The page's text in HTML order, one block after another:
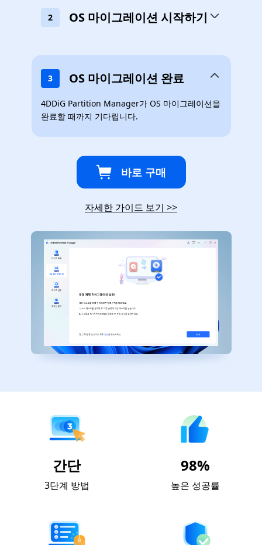
2 OS 마이그레이션 시작하기
3 OS 마이그레이션 완료
4DDiG Partition Manager가 OS 마이그레이션을
완료할 때까지 기다립니다.
바로 구매
자세한 가이드 보기 >>
간단
3단계 방법
98%
높은 성공률